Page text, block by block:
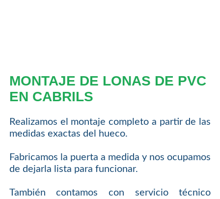
MONTAJE DE LONAS DE PVC
EN CABRILS
Realizamos el montaje completo a partir de las
medidas exactas del hueco.
Fabricamos la puerta a medida y nos ocupamos
de dejarla lista para funcionar.
También contamos con servicio técnico